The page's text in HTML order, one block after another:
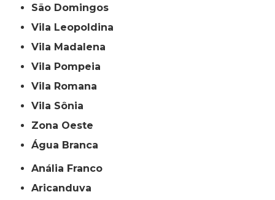
São Domingos
Vila Leopoldina
Vila Madalena
Vila Pompeia
Vila Romana
Vila Sônia
Zona Oeste
Água Branca
Anália Franco
Aricanduva